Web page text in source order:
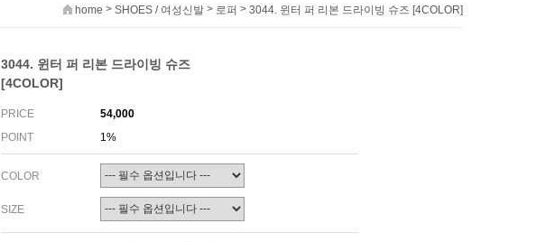
home > SHOES / 여성신발 > 로퍼 > 3044. 윈터 퍼 리본 드라이빙 슈즈 [4COLOR]
3044. 윈터 퍼 리본 드라이빙 슈즈
[4COLOR]
PRICE
54,000
POINT
1%
COLOR
SIZE